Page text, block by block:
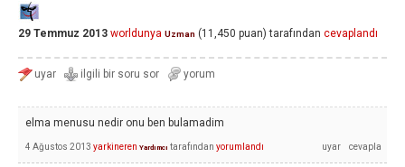
29 Temmuz 2013 worldunya Uzman (11,450 puan) tarafından cevaplandı
elma menusu nedir onu ben bulamadim
4 Ağustos 2013 yarkineren Yardımcı tarafından yorumlandı